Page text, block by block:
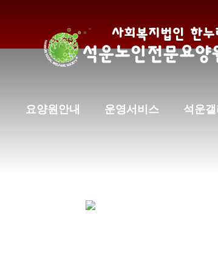
요양원안내 운영서비스 석운갤
노인전